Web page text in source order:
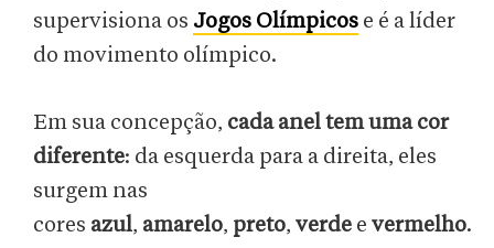
supervisiona os Jogos Olímpicos e é a líder
do movimento olímpico.
Em sua concepção, cada anel tem uma cor
diferente: da esquerda para a direita, eles
surgem nas
cores azul, amarelo, preto, verde e vermelho.